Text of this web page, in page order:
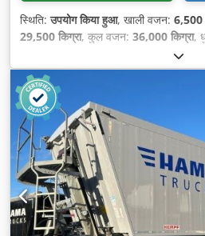
स्थिति:उपयोग किया हुआ, खाली वजन: 6,500
29,500 किग्रा, कुल वजन: 36,000 किग्रा,
, लोडिंग स्पेस वॉल्यूम:
एबीएस,